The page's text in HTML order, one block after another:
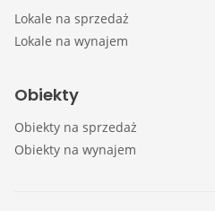
Lokale na sprzedaż
Lokale na wynajem
Obiekty
Obiekty na sprzedaż
Obiekty na wynajem